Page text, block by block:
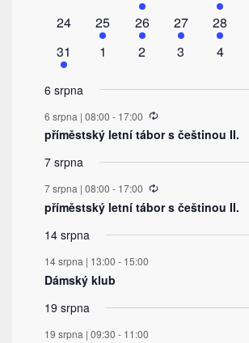
akce
akce
0
24
1
akce
25
1
akce
26
1
akce
27
1
akce
28
1
akce
31
0
1
0
2
0
3
0
4
6 srpna
6 srpna | 08:00 - 17:00
příměstský letní tábor s češtinou II.
7 srpna
7 srpna | 08:00 - 17:00
příměstský letní tábor s češtinou II.
14 srpna
14 srpna | 13:00 - 15:00
Dámský klub
19 srpna
19 srpna | 09:30 - 11:00